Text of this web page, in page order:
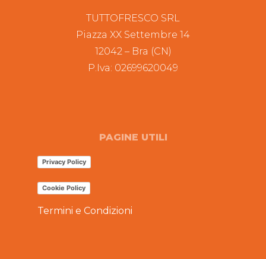
TUTTOFRESCO SRL
Piazza XX Settembre 14
12042 – Bra (CN)
P.Iva: 02699620049
PAGINE UTILI
Privacy Policy
Cookie Policy
Termini e Condizioni